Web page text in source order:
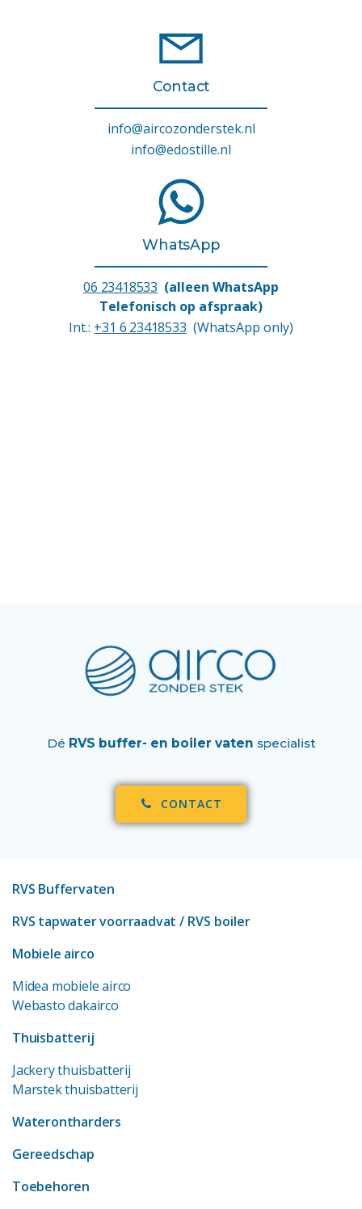
Contact
info@aircozonderstek.nl
info@edostille.nl
WhatsApp
06 23418533 (alleen WhatsApp
Telefonisch op afspraak)
Int.: +31 6 23418533 (WhatsApp only)
Dé RVS buffer- en boiler vaten specialist
CONTACT
RVS Buffervaten
RVS tapwater voorraadvat / RVS boiler
Mobiele airco
Midea mobiele airco
Webasto dakairco
Thuisbatterij
Jackery thuisbatterij
Marstek thuisbatterij
Waterontharders
Gereedschap
Toebehoren